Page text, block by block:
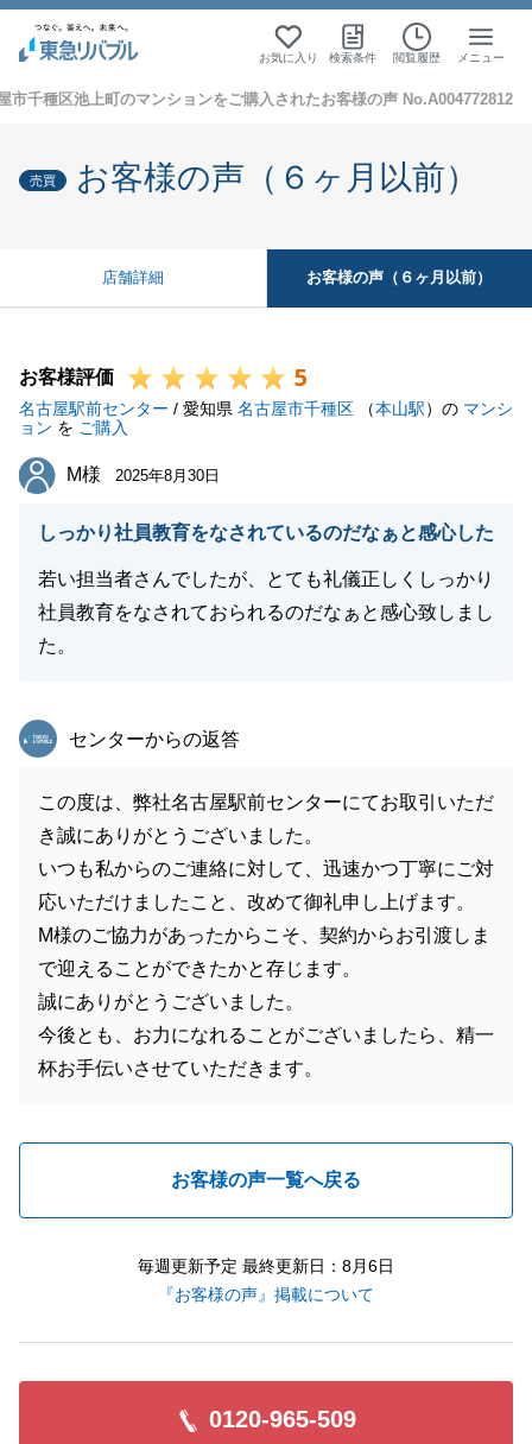
お気に入り 検索条件 閲覧履歴 メニュー
市千種区池上町のマンションをご購入されたお客様の声 No.A004772812
売買 お客様の声（６ヶ月以前）
店舗詳細 お客様の声（６ヶ月以前）
お客様評価 5
名古屋駅前センター / 愛知県 名古屋市千種区 （本山駅）の マンシ
ョン を ご購入
M様
M様 2025年8月30日
しっかり社員教育をなされているのだなぁと感心した
若い担当者さんでしたが、とても礼儀正しくしっかり
社員教育をなされておられるのだなぁと感心致しまし
た。
東急リバブル
センターからの返答
この度は、弊社名古屋駅前センターにてお取引いただ
き誠にありがとうございました。
いつも私からのご連絡に対して、迅速かつ丁寧にご対
応いただけましたこと、改めて御礼申し上げます。
M様のご協力があったからこそ、契約からお引渡しま
で迎えることができたかと存じます。
誠にありがとうございました。
今後とも、お力になれることがございましたら、精一
杯お手伝いさせていただきます。
お客様の声一覧へ戻る
毎週更新予定 最終更新日：8月6日
『お客様の声』掲載について
0120-965-509